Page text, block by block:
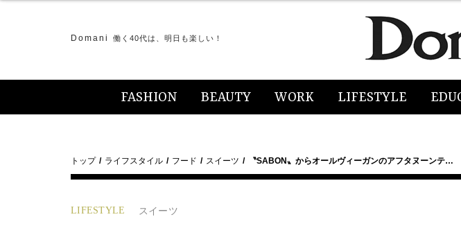
Domani 働く40代は、明日も楽しい！
FASHION BEAUTY WORK LIFESTYLE
トップ ライフスタイル フード スイーツ 〝SABON〟からオールヴィーガンのアフタヌーンテ…
LIFESTYLE スイーツ